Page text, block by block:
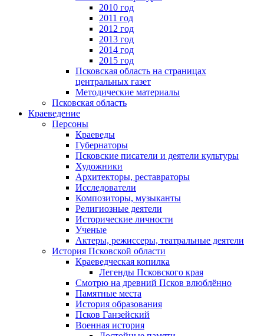
2010 год
2011 год
2012 год
2013 год
2014 год
2015 год
Псковская область на страницах
центральных газет
Методические материалы
Псковская область
Краеведение
Персоны
Краеведы
Губернаторы
Псковские писатели и деятели культуры
Художники
Архитекторы, реставраторы
Исследователи
Композиторы, музыканты
Религиозные деятели
Исторические личности
Ученые
Актеры, режиссеры, театральные деятели
История Псковской области
Краеведческая копилка
Легенды Псковского края
Смотрю на древний Псков влюблённо
Памятные места
История образования
Псков Ганзейский
Военная история